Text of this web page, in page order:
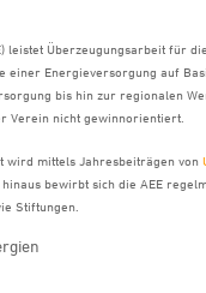
leistet Überzeugungsarbeit für
einer Energieversorgung auf
bis hin zur regionalen
Verein nicht gewinnorientiert.
wird mittels Jahresbeiträgen von
bewirbt sich die AEE
Stiftungen.